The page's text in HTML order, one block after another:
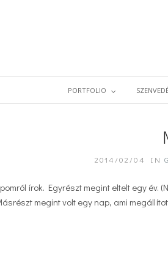
PORTFOLIO
2014/02/04 IN
írok. Egyrészt megint eltelt egy év.
megint volt egy nap, ami